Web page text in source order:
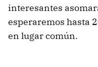
interesantes
esperaremos hasta
en lugar común.